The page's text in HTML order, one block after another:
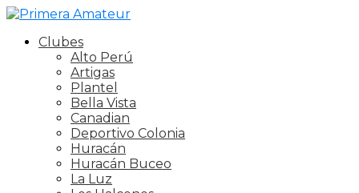
Clubes
Alto Perú
Artigas
Plantel
Bella Vista
Canadian
Deportivo Colonia
Huracán
Huracán Buceo
La Luz